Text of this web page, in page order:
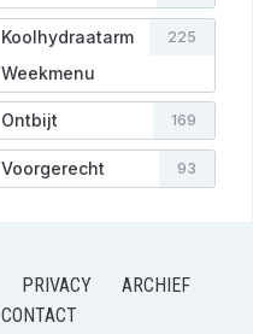
Koolhydraatarm
Weekmenu
225
Ontbijt 169
Voorgerecht 93
PRIVACY
ARCHIEF
CONTACT